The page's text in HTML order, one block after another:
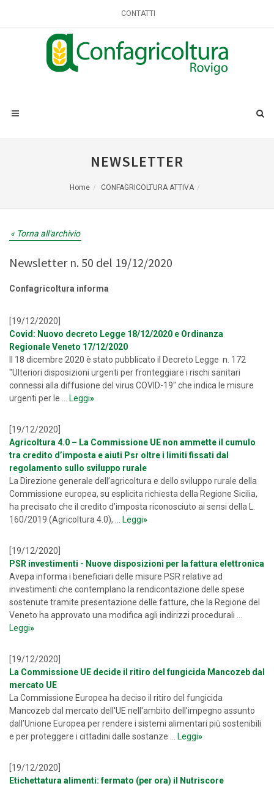
CONTATTI
NEWSLETTER
Home CONFAGRICOLTURA ATTIVA
« Torna all'archivio
Newsletter n. 50 del 19/12/2020
Confagricoltura informa
[19/12/2020]
Covid: Nuovo decreto Legge 18/12/2020 e Ordinanza
Regionale Veneto 17/12/2020
Il 18 dicembre 2020 è stato pubblicato il Decreto Legge n. 172
"Ulteriori disposizioni urgenti per fronteggiare i rischi sanitari
connessi alla diffusione del virus COVID-19" che indica le misure
urgenti per le ...
Leggi»
[19/12/2020]
Agricoltura 4.0 – La Commissione UE non ammette il cumulo
tra credito d’imposta e aiuti Psr oltre i limiti fissati dal
regolamento sullo sviluppo rurale
La Direzione generale dell’agricoltura e dello sviluppo rurale della
Commissione europea, su esplicita richiesta della Regione Sicilia,
ha precisato che il credito d’imposta riconosciuto ai sensi della L.
160/2019 (Agricoltura 4.0), ...
Leggi»
[19/12/2020]
PSR investimenti - Nuove disposizioni per la fattura elettronica
Avepa informa i beneficiari delle misure PSR relative ad
investimenti che contemplano la rendicontazione delle spese
sostenute tramite presentazione delle fatture, che la Regione del
Veneto ha approvato una modifica agli indirizzi procedurali ...
Leggi»
[19/12/2020]
La Commissione UE decide il ritiro del fungicida Mancozeb dal
mercato UE
La Commissione Europea ha deciso il ritiro del fungicida
Mancozeb dal mercato dell'UE nell'ambito dell'impegno assunto
dall’Unione Europea per rendere i sistemi alimentari più sostenibili
e per proteggere i cittadini dalle sostanze ...
Leggi»
[19/12/2020]
Etichettatura alimenti: fermato (per ora) il Nutriscore